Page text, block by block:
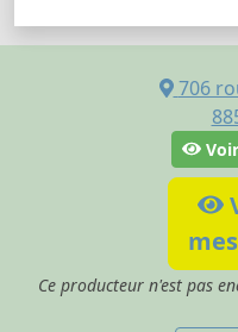
706
Ce producteur n'est pas